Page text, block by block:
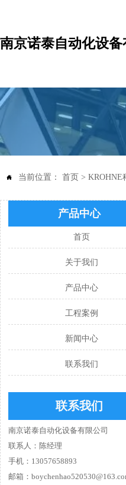
南京诺泰自动化设备
 当前位置： 首页 > KROHNE
产品中心
首页
关于我们
产品中心
工程案例
新闻中心
联系我们
联系我们
南京诺泰自动化设备有限公司
联系人：陈经理
手机：13057658893
邮箱：